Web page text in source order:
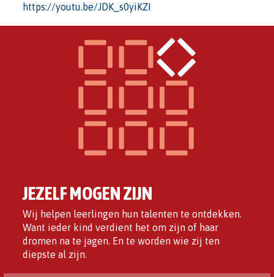
https://youtu.be/JDK_s0yiKZI
JEZELF MOGEN ZIJN
Wij helpen leerlingen hun talenten te ontdekken.
Want ieder kind verdient het om zijn of haar
dromen na te jagen. En te worden wie zij ten
diepste al zijn.